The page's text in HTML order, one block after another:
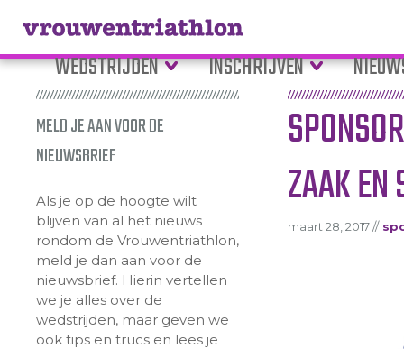
WEDSTRIJDEN INSCHRIJVEN
MELD JE AAN VOOR DE
NIEUWSBRIEF
Als je op de hoogte wilt
blijven van al het nieuws
rondom de Vrouwentriathlon,
meld je dan aan voor de
nieuwsbrief. Hierin vertellen
we je alles over de
wedstrijden, maar geven we
ook tips en trucs en lees je
ZAAK EN
maart 28, 2017 //